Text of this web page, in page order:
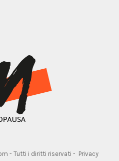
- Tutti i diritti riservati - Privacy